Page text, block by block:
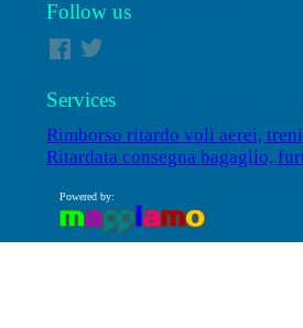
Follow us
Services
Rimborso ritardo voli aerei,
Ritardata consegna bagaglio,
Powered by: